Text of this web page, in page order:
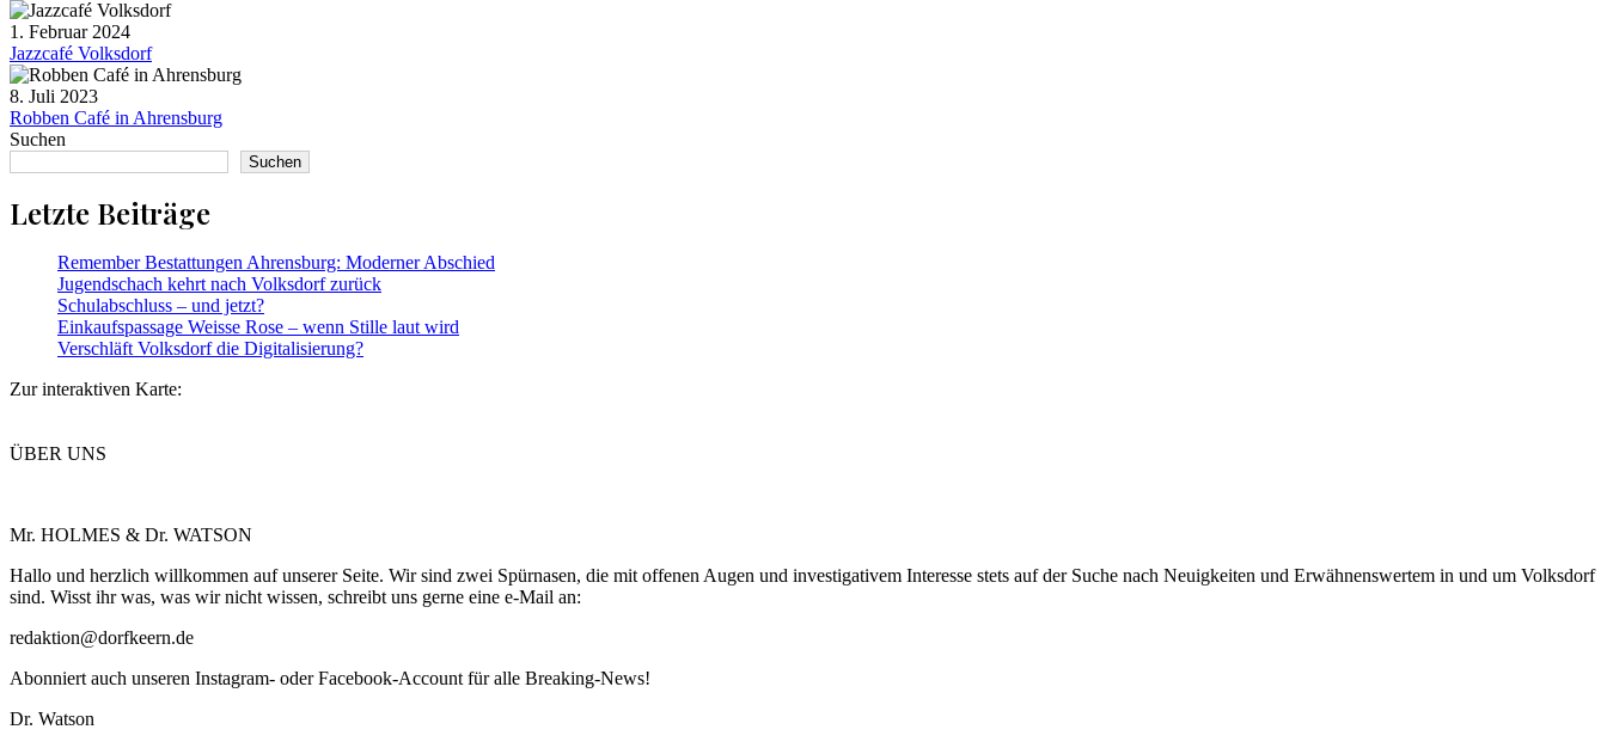
1. Februar 2024
Jazzcafé Volksdorf
8. Juli 2023
Robben Café in Ahrensburg
Suchen
Suchen
Letzte Beiträge
Remember Bestattungen Ahrensburg: Moderner Abschied
Jugendschach kehrt nach Volksdorf zurück
Schulabschluss – und jetzt?
Einkaufspassage Weisse Rose – wenn Stille laut wird
Verschläft Volksdorf die Digitalisierung?
Zur interaktiven Karte:
ÜBER UNS
Mr. HOLMES & Dr. WATSON
Hallo und herzlich willkommen auf unserer Seite. Wir sind zwei Spürnasen, die mit offenen Augen und investigativem Interesse stets auf der Suche nach Neuigkeiten und Erwähnenswertem in und um Volksdorf
sind. Wisst ihr was, was wir nicht wissen, schreibt uns gerne eine e-Mail an:
redaktion@dorfkeern.de
Abonniert auch unseren Instagram- oder Facebook-Account für alle Breaking-News!
Dr. Watson